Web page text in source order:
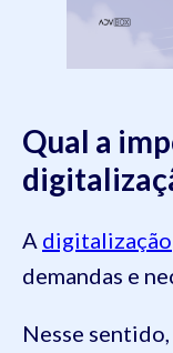
Qual a
A digitalização
demandas e
Nesse